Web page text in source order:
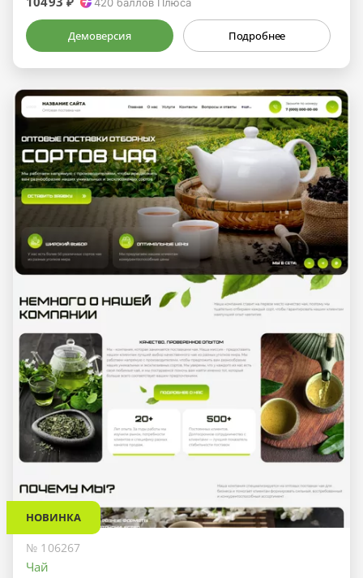
420 баллов Плюса
Демоверсия Подробнее
НОВИНКА
№ 106267
Чай